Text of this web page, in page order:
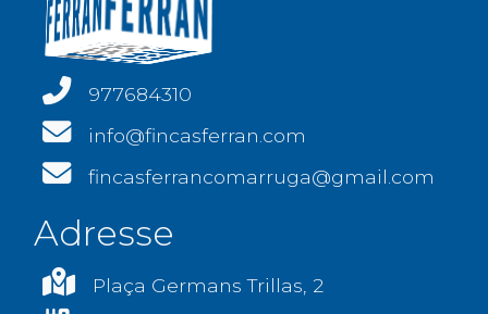
977684310
info@fincasferran.com
fincasferrancomarruga@gmail.com
Adresse
Plaça Germans Trillas, 2